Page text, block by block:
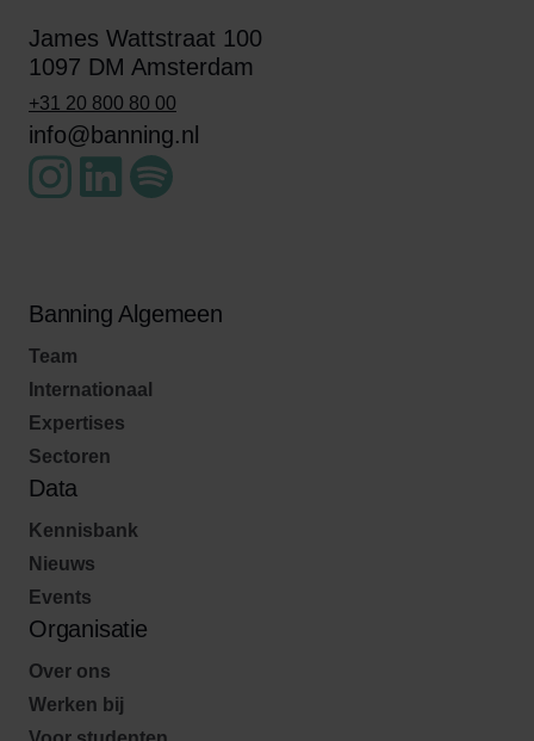
James Wattstraat 100
1097 DM Amsterdam
+31 20 800 80 00
info@banning.nl
Banning Algemeen
Team
Internationaal
Expertises
Sectoren
Data
Kennisbank
Nieuws
Events
Organisatie
Over ons
Werken bij